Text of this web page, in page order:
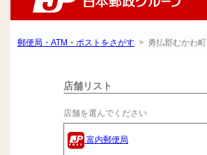
郵便局・ATM・ポストをさがす > 勇払郡むかわ町
店舗リスト
店舗を選んでください
富内郵便局